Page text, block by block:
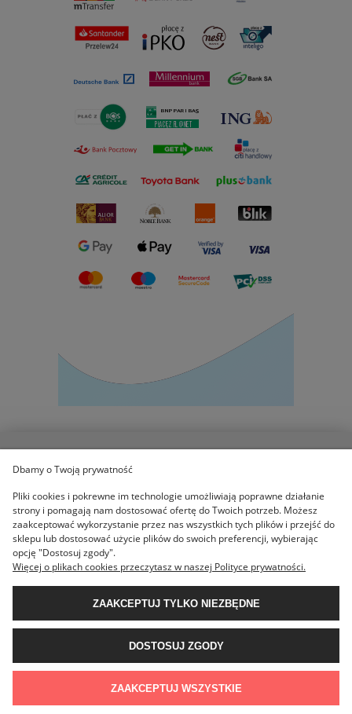
KOLEKCJE
MOJE KONTO
O NAS
Sklep internetowy Shoper.pl
Dbamy o Twoją prywatność
Pliki cookies i pokrewne im technologie umożliwiają poprawne działanie
strony i pomagają nam dostosować ofertę do Twoich potrzeb. Możesz
zaakceptować wykorzystanie przez nas wszystkich tych plików i przejść do
sklepu lub dostosować użycie plików do swoich preferencji, wybierając
opcję "Dostosuj zgody".
Więcej o plikach cookies przeczytasz w naszej Polityce prywatności.
ZAAKCEPTUJ TYLKO NIEZBĘDNE
DOSTOSUJ ZGODY
ZAAKCEPTUJ WSZYSTKIE